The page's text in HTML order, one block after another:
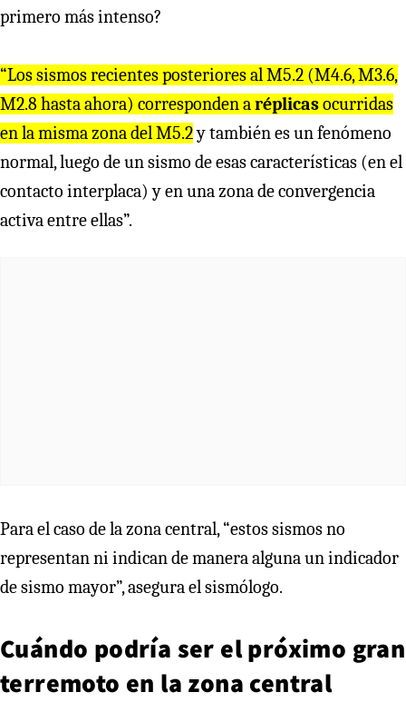
primero más intenso?
“Los sismos recientes posteriores al M5.2 (M4.6, M3.6,
M2.8 hasta ahora) corresponden aréplicasocurridas
en la misma zona del M5.2y también es un fenómeno
normal, luego de un sismo de esas características (en el
contacto interplaca) y en una zona de convergencia
activa entre ellas”.
Para el caso de la zona central, “estos sismos no
representan ni indican de manera alguna un indicador
de sismo mayor”, asegura el sismólogo.
Cuándo podría ser el próximo gran
terremoto en la zona central